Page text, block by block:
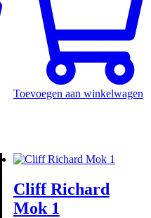
Toevoegen aan winkelwagen
Cliff Richard
Mok 1